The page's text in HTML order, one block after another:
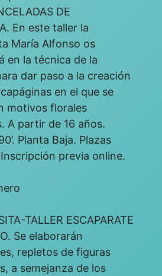
DE
En este taller la
María Alfonso os
en la técnica de la
dar paso a la creación
en el que se
motivos florales
A partir de 16 años.
Planta Baja. Plazas
previa online.
TALLER ESCAPARATE
Se elaborarán
repletos de figuras
a semejanza de los